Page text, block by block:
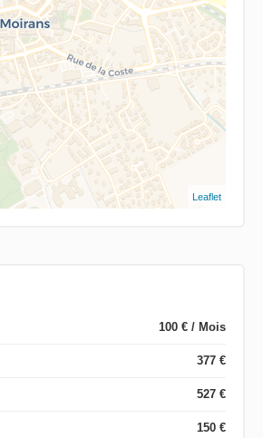
Leaflet
100 € / Mois
377 €
527 €
150 €